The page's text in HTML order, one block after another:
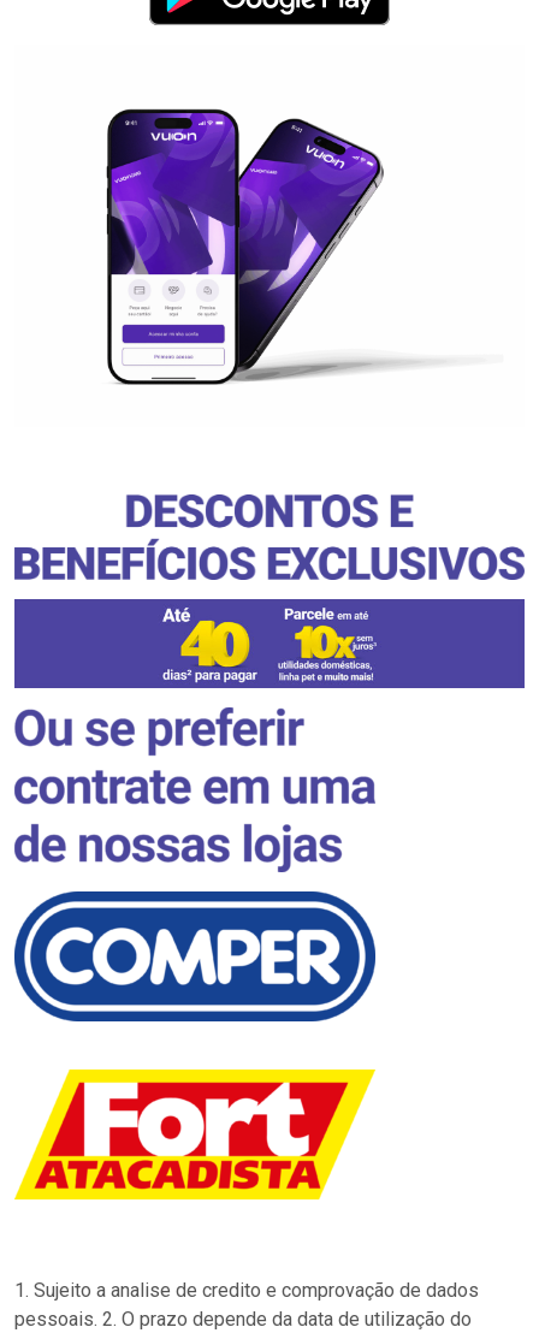
1. Sujeito a analise de credito e comprovação de dados
pessoais. 2. O prazo depende da data de utilização do